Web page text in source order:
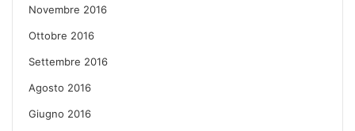
Novembre 2016
Ottobre 2016
Settembre 2016
Agosto 2016
Giugno 2016